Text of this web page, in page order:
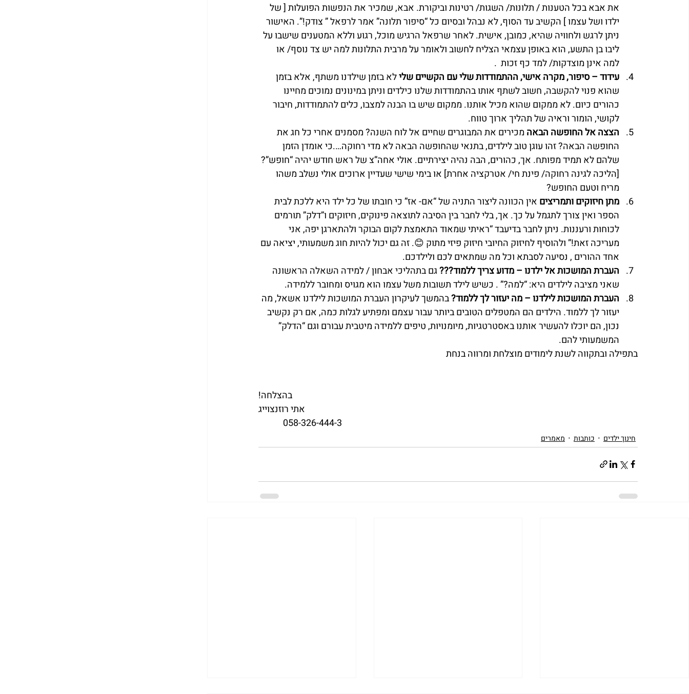
את אבא בכל הטענות / תלונות/ השגות/ רטינות וביקורת. אבא, שמכיר את הנפשות הפועלות [ של
ילדו ושל עצמו ] הקשיב עד הסוף, לא נבהל ובסיום כל “סיפור תלונה” אמר לרפאל ” צודק!”. האישור
ניתן לרגש ולחוויה שהיא, כמובן, אישית. לאחר שרפאל הרגיש מוכל, רגוע וללא המטענים שישבו על
ליבו בן התשע, הוא באופן עצמאי הצליח לחשוב ולאומר על מרבית התלונות למה יש צד נוסף/ או
למה אינן מוצדקות/ למד כף זכות  .
עידוד – סיפור, מקרה אישי, ההתמודדות שלי עם הקשיים שלי לא בזמן שילדנו משתף, אלא בזמן
שהוא פנוי להקשבה, חשוב לשתף אותו בהתמודדות שלנו כילדים וניתן במינונים נמוכים מחיינו
כהורים כיום. לא ממקום שהוא מכיל אותנו. ממקום שיש בו הבנה למצבו, כלים להתמודדות, חיבור
לקושי, הומור וראיה של תהליך ארוך טווח.
הצצה אל החופשה הבאה מכירים את המבוגרים שחיים אל לוח השנה? מסמנים אחרי כל חג את
החופשה הבאה? זהו עוגן טוב לילדים, בתנאי שהחופשה הבאה לא מדי רחוקה….כי אומדן הזמן
שלהם לא תמיד מפותח. אך, כהורים, הבה נהיה יצירתיים. אולי אחה”צ של ראש חודש יהיה “חופש”?
[הליכה לגינה רחוקה/ פינת חי/ אטרקציה אחרת] או בימי שישי שעדיין ארוכים אולי נשלב משהו
מריח וטעם החופש?
מתן חיזוקים ותמריצים אין הכוונה ליצור התניה של “אם- אז” כי חובתו של כל ילד היא ללכת לבית
הספר ואין צורך לתגמל על כך. אך, בלי לחבר בין הסיבה לתוצאה פינוקים, חיזוקים ו”דלק” תורמים
לכוחות ורעננות. ניתן לחבר בדיעבד “ראיתי שמאוד התאמצת לקום הבוקר ולהתארגן יפה, אני
מעריכה זאת!” ולהוסיף לחיזוק החיובי חיזוק פיזי מתוק 😊. זה גם יכול להיות חוג משמעותי, יציאה עם
אחד ההורים , נסיעה לסבתא וכל מה שמתאים לכם ולילדכם.
העברת המושכות אל ילדנו – מדוע צריך ללמוד??? גם בתהליכי אבחון / למידה השאלה הראשונה
שאני מציבה לילדים היא: “למה?” . כשיש לילד תשובות משל עצמו הוא מגויס ומחובר ללמידה.
העברת המושכות לילדנו – מה יעזור לך ללמוד? בהמשך לעיקרון העברת המושכות לילדנו אשאל, מה
יעזור לך ללמוד. הילדים הם המטפלים הטובים ביותר עבור עצמם ומפתיע לגלות כמה, אם רק נקשיב
נכון, הם יוכלו להעשיר אותנו באסטרטגיות, מיומנויות, טיפים ללמידה מיטבית עבורם וגם “הדלק”
המשמעותי להם.
בתפילה ובתקווה לשנת לימודים מוצלחת ומרווה בנחת
בהצלחה!
אתי רוזנצוייג
058-326-444-3
חינוך ילדים כותבות מאמרים